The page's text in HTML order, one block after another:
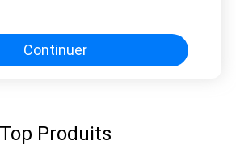
Continuer
Top Produits